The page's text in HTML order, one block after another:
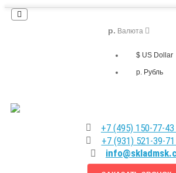
р. Валюта
$ US Dollar
р. Рубль
+7 (495) 150-77-
+7 (931) 521-39-